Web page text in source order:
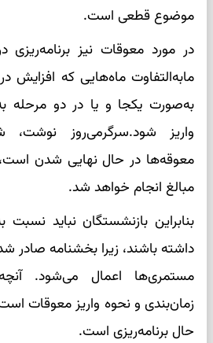
موضوع قطعی است.
در مورد معوقات نیز
مابه‌التفاوت ماه‌هایی که افزایش
به‌صورت یکجا و یا در دو مرحله
واریز شود.سرگرمی‌روز
معوقه‌ها در حال نهایی شدن
مبالغ انجام خواهد شد.
بنابراین بازنشستگان نباید
داشته باشند، زیرا بخشنامه صادر
مستمری‌ها اعمال می‌شود.
زمان‌بندی و نحوه واریز معوقات
حال برنامه‌ریزی است.